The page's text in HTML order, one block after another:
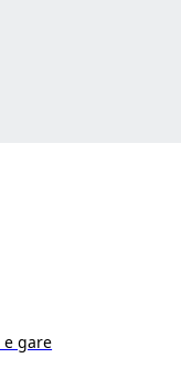
e gare